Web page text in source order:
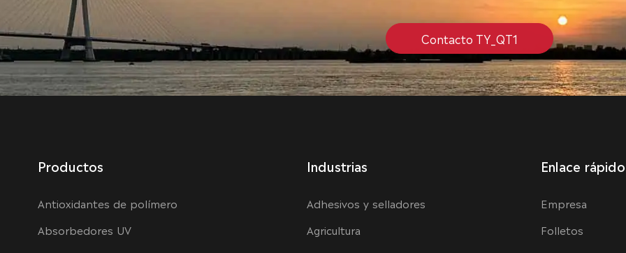
Contacto TY_QT1
Productos
Antioxidantes de polímero
Absorbedores UV
Industrias
Adhesivos y selladores
Agricultura
Enlace rápido
Empresa
Folletos